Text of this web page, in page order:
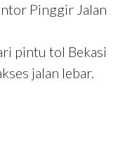
Pinggir Jalan
pintu tol Bekasi
jalan lebar.